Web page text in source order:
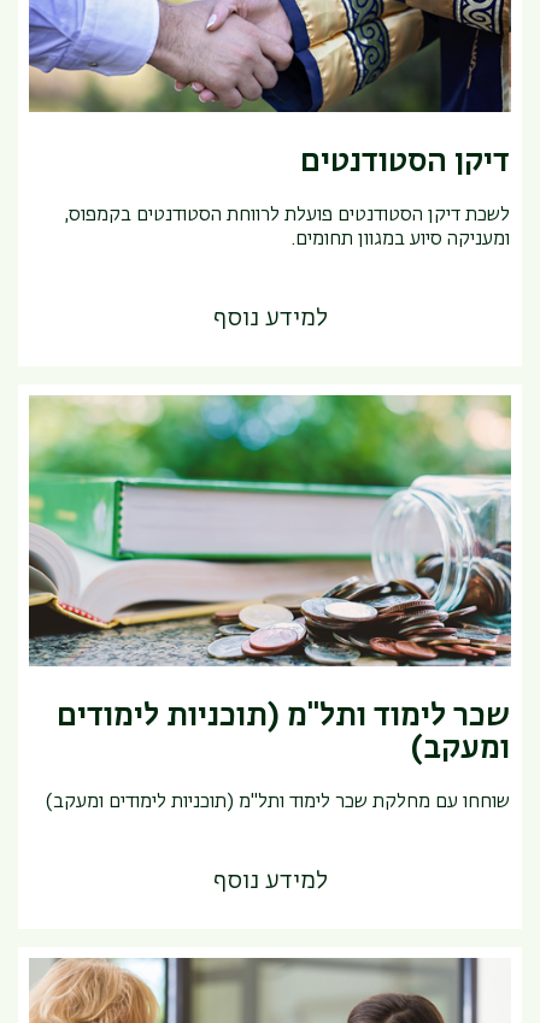
דיקן הסטודנטים
לשכת דיקן הסטודנטים פועלת לרווחת הסטודנטים בקמפוס,
ומעניקה סיוע במגוון תחומים.
למידע נוסף
שכר לימוד ותל"מ (תוכניות לימודים
ומעקב)
שוחחו עם מחלקת שכר לימוד ותל"מ (תוכניות לימודים ומעקב)
למידע נוסף